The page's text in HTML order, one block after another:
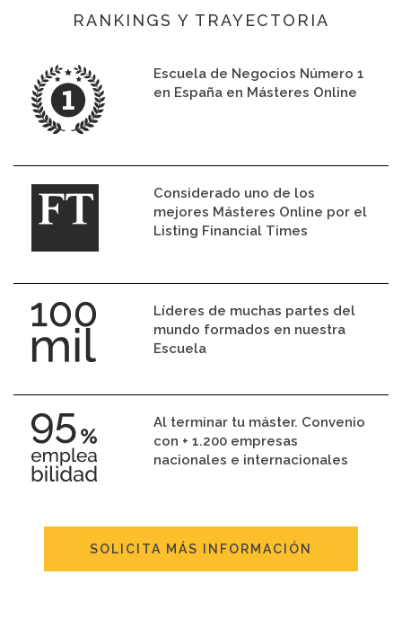
RANKINGS Y TRAYECTORIA
Escuela de Negocios Número 1
en España en Másteres Online
Considerado uno de los
mejores Másteres Online por el
Listing Financial Times
Líderes de muchas partes del
mundo formados en nuestra
Escuela
Al terminar tu máster. Convenio
con + 1.200 empresas
nacionales e internacionales
SOLICITA MÁS INFORMACIÓN